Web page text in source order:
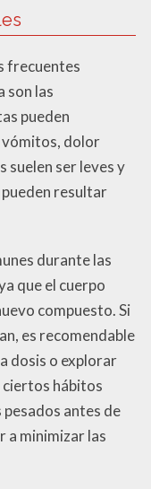
frecuentes
son las
pueden
vómitos, dolor
suelen ser leves y
resultar
durante las
que el cuerpo
compuesto. Si
es recomendable
dosis o explorar
hábitos
antes de
a minimizar las